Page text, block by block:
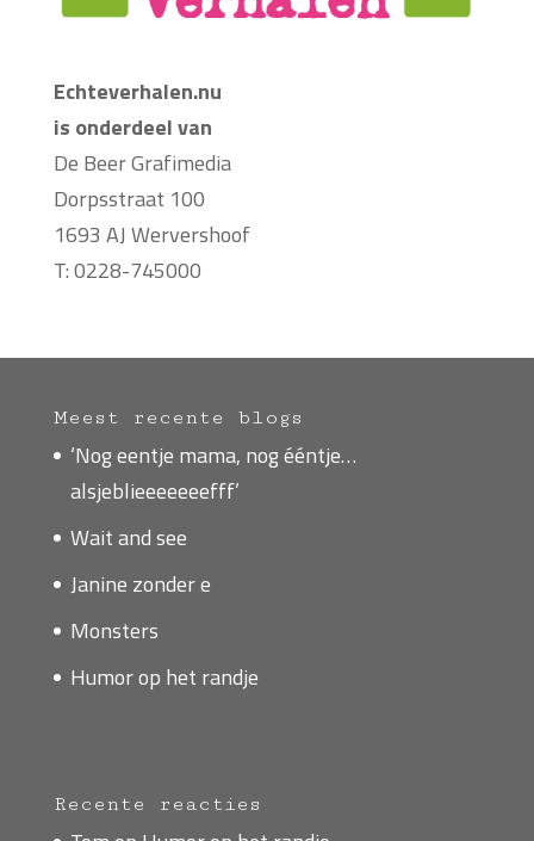
Echteverhalen.nu
is onderdeel van
De Beer Grafimedia
Dorpsstraat 100
1693 AJ Wervershoof
T: 0228-745000
Meest recente blogs
‘Nog eentje mama, nog ééntje…
alsjeblieeeeeeefff’
Wait and see
Janine zonder e
Monsters
Humor op het randje
Recente reacties